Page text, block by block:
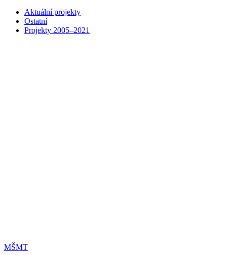
Aktuální projekty
Ostatní
Projekty 2005–2021
MŠMT